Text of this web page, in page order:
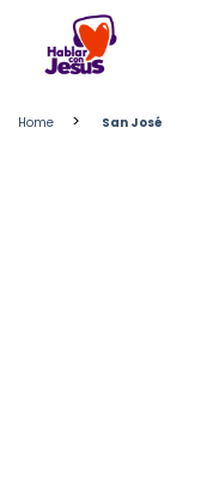
content
Home > San José